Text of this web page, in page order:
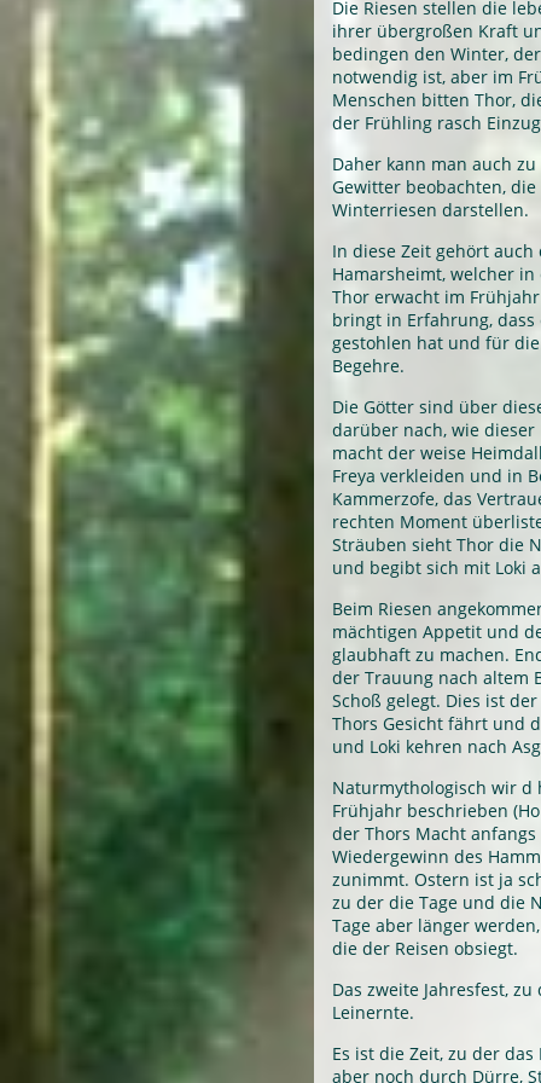
Die Riesen stellen die
ihrer übergroßen Kraft
bedingen den Winter,
notwendig ist, aber im
Menschen bitten Thor,
der Frühling rasch
Daher kann man auch
Gewitter beobachten,
Winterriesen darstellen.
In diese Zeit gehört
Hamarsheimt, welcher
Thor erwacht im
bringt in Erfahrung, dass
gestohlen hat und für
Begehre.
Die Götter sind über
darüber nach, wie
macht der weise
Freya verkleiden und in
Kammerzofe, das
rechten Moment
Sträuben sieht Thor die
und begibt sich mit Loki
Beim Riesen
mächtigen Appetit und
glaubhaft zu machen.
der Trauung nach altem
Schoß gelegt. Dies ist
Thors Gesicht fährt und
und Loki kehren nach
Naturmythologisch wir d
Frühjahr beschrieben
der Thors Macht
Wiedergewinn des
zunimmt. Ostern ist ja
zu der die Tage und die
Tage aber länger
die der Reisen obsiegt.
Das zweite Jahresfest,
Leinernte.
Es ist die Zeit, zu der
aber noch durch Dürre,